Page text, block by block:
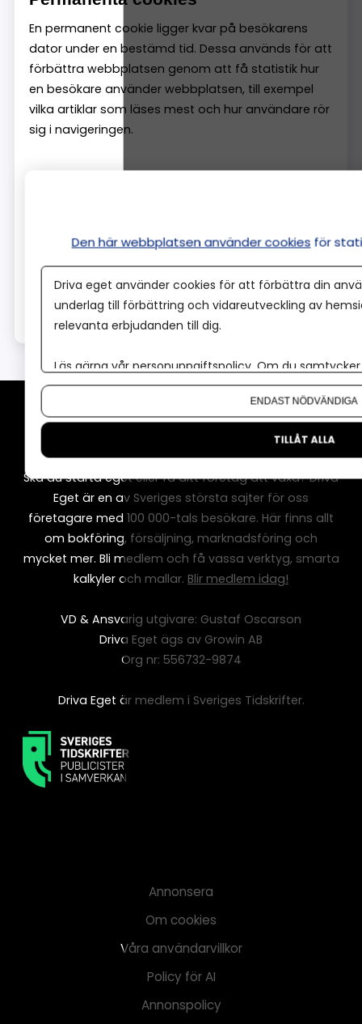
En permanent cookie ligger kvar på besökarens
dator under en bestämd tid. Dessa används för att
förbättra webbplatsen genom att få statistik hur
en besökare använder webbplatsen, till exempel
vilka artiklar som läses mest och hur användare rör
sig i navigeringen.
Session cookies försvinner när du stänger din
webbläsare. På denna webbplats används session
cookies för att hantera information som du lämnar
när du använder våra tjänster.
Ska du starta eget eller få ditt företag att växa? Driva
Eget är en av Sveriges största sajter för oss
företagare med 100 000-tals besökare. Här finns allt
om bokföring, försäljning, marknadsföring och
mycket mer. Bli medlem och få vassa verktyg, smarta
kalkyler och mallar. Blir medlem idag!
VD & Ansvarig utgivare: Gustaf Oscarson
Driva Eget ägs av Growin AB
Org nr: 556732-9874
Driva Eget är medlem i Sveriges Tidskrifter.
Annonsera
Om cookies
Våra användarvillkor
Policy för AI
Annonspolicy
Den här webbplatsen använder cookies för
Driva eget använder cookies för att förbättra din
underlag till förbättring och vidareutveckling av
relevanta erbjudanden till dig.
Läs gärna vår personuppgiftspolicy. Om du
Om du vill ändra ditt val i efterhand hittar du den
ENDAST NÖDVÄNDIGA
TILLÅT ALLA